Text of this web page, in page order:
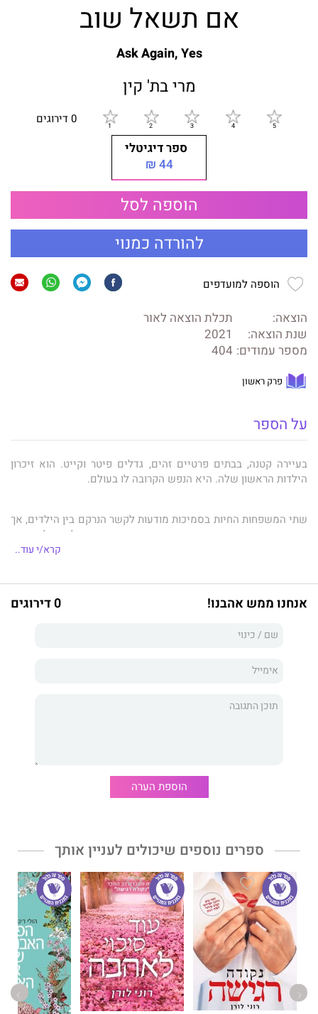
אם תשאל שוב
Ask Again, Yes
מרי בת' קין
0 דירוגים
ספר דיגיטלי
44 ₪
הוספה לסל
להורדה כמנוי
הוספה למועדפים
הוצאה:
תכלת הוצאה לאור
שנת הוצאה:
2021
מספר עמודים: 404
פרק ראשון
על הספר
בעיירה קטנה, בבתים פרטיים זהים, גדלים פיטר וקייט. הוא זיכרון
הילדות הראשון שלה. היא הנפש הקרובה לו בעולם.
שתי המשפחות החיות בסמיכות מודעות לקשר הנרקם בין הילדים, אך
אינן משערות מה עומקו. זוהי אמריקה הפרברית של תחילת שנות
המשפחות אך יקשרו את גורלן מכאן והלאה. הילדים ייקרעו זה מזה,
לאתר את קייט. הפנייה שלו אליה מבולבלת מאוד. האם תסכים
היה לרב מכר גדול בארצות הברית, נבחר לאחד
קרא/י עוד..
אנחנו ממש אהבנו! 0 דירוגים
הוספת הערה
ספרים נוספים שיכולים לעניין אותך